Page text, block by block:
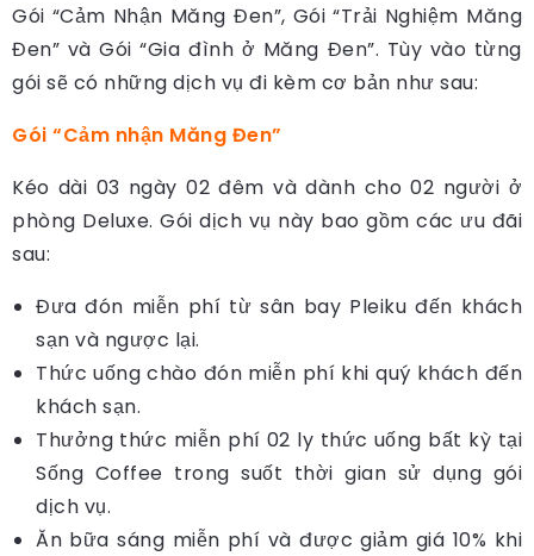
Gói “Cảm Nhận Măng Đen”, Gói “Trải Nghiệm Măng
Đen” và Gói “Gia đình ở Măng Đen”. Tùy vào từng
gói sẽ có những dịch vụ đi kèm cơ bản như sau:
Gói “Cảm nhận Măng Đen”
Kéo dài 03 ngày 02 đêm và dành cho 02 người ở
phòng Deluxe. Gói dịch vụ này bao gồm các ưu đãi
sau:
Đưa đón miễn phí từ sân bay Pleiku đến khách
sạn và ngược lại.
Thức uống chào đón miễn phí khi quý khách đến
khách sạn.
Thưởng thức miễn phí 02 ly thức uống bất kỳ tại
Sống Coffee trong suốt thời gian sử dụng gói
dịch vụ.
Ăn bữa sáng miễn phí và được giảm giá 10% khi